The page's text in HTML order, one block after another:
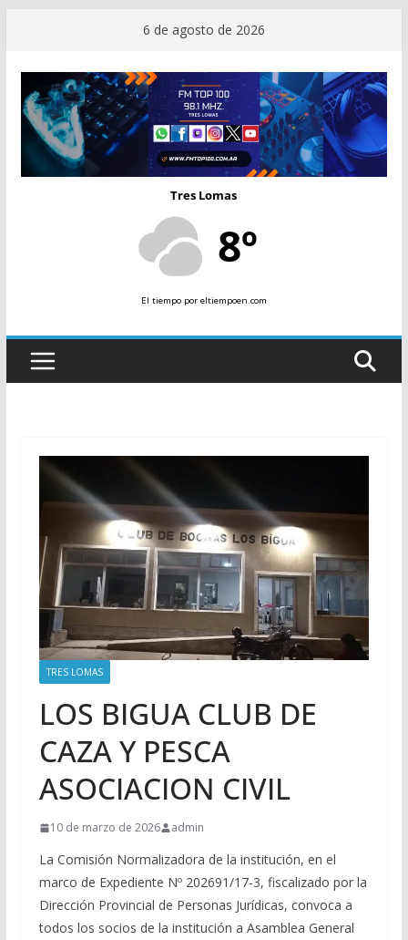
contenido
6 de agosto de 2026
Tres Lomas
8º
El tiempopor eltiempoen.com
TRES LOMAS
LOS BIGUA CLUB DE
CAZA Y PESCA
ASOCIACION CIVIL
10 de marzo de 2026 admin
La Comisión Normalizadora de la institución, en el
marco de Expediente Nº 202691/17-3, fiscalizado por la
Dirección Provincial de Personas Jurídicas, convoca a
todos los socios de la institución a Asamblea General